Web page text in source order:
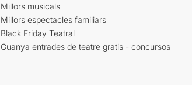
Millors musicals
Millors espectacles familiars
Black Friday Teatral
Guanya entrades de teatre gratis - concursos